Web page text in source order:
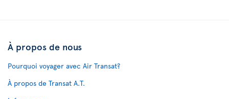
À propos de nous
Pourquoi voyager avec Air Transat?
À propos de Transat A.T.